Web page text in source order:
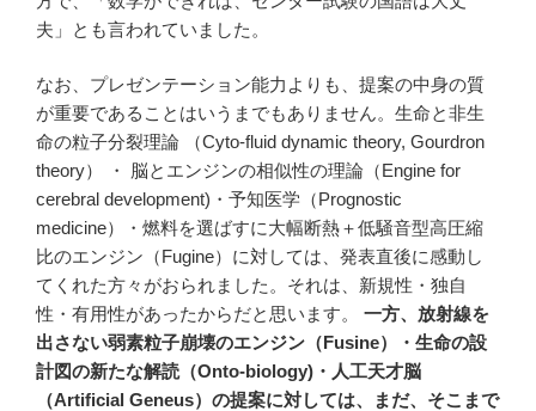
夫」とも言われていました。
なお、プレゼンテーション能力よりも、提案の中身の質
が重要であることはいうまでもありません。生命と非生
命の粒子分裂理論 （Cyto-fluid dynamic theory, Gourdron
theory） ・ 脳とエンジンの相似性の理論（Engine for
cerebral development)・予知医学（Prognostic
medicine）・燃料を選ばすに大幅断熱＋低騒音型高圧縮
比のエンジン（Fugine）に対しては、発表直後に感動し
てくれた方々がおられました。それは、新規性・独自
性・有用性があったからだと思います。
一方、放射線を
出さない弱素粒子崩壊のエンジン（Fusine）・生命の設
計図の新たな解読（Onto-biology)・人工天才脳
（Artificial Geneus）の提案に対しては、まだ、そこまで